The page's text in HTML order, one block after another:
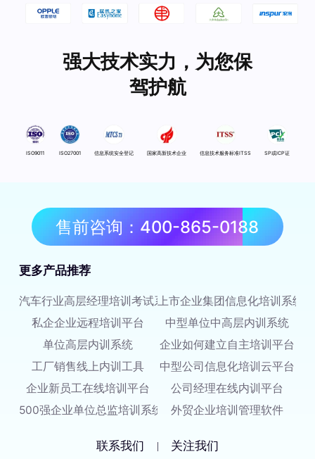
强大技术实力，为您保
驾护航
ISO9011 ISO27001 信息系统安全登记 国家高新技术企业 信息技术服务标准ITSS SP或ICP证
售前咨询：400-865-0188
更多产品推荐
汽车行业高层经理培训考试系统上市企业集团信息化培训系统
私企企业远程培训平台
中型单位中高层内训系统
单位高层内训系统
企业如何建立自主培训平台
工厂销售线上内训工具
中型公司信息化培训云平台
企业新员工在线培训平台
公司经理在线内训平台
500强企业单位总监培训系统
外贸企业培训管理软件
联系我们 | 关注我们